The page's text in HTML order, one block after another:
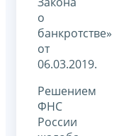
о
банкротстве»
от
06.03.2019.
Решением
ФНС
России